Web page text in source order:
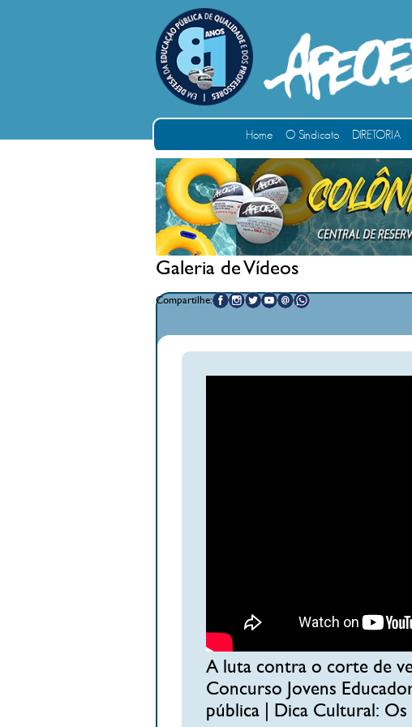
Home O Sindicato DIRETORIA
Galeria de Vídeos
Compartilhe:
A luta contra o corte de
Concurso Jovens
pública | Dica Cultural: Os